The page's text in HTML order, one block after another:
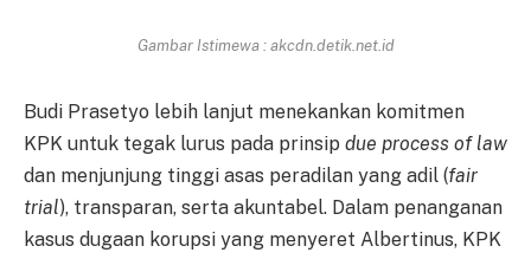
Gambar Istimewa : akcdn.detik.net.id
Budi Prasetyo lebih lanjut menekankan komitmen
KPK untuk tegak lurus pada prinsip due process of law
dan menjunjung tinggi asas peradilan yang adil (fair
trial), transparan, serta akuntabel. Dalam penanganan
kasus dugaan korupsi yang menyeret Albertinus, KPK